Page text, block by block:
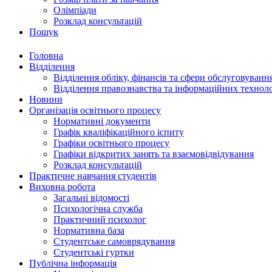
Олімпіади
Розклад консультацій
Пошук
Головна
Відділення
Відділення обліку, фінансів та сфери
Відділення правознавства та інформаційних
Новини
Організація освітнього процесу
Нормативні документи
Графік кваліфікаційного іспиту
Графіки освітнього процесу
Графіки відкритих занять та взаємовідвідування
Розклад консультацій
Практичне навчання студентів
Виховна робота
Загальні відомості
Психологічна служба
Практичний психолог
Нормативна база
Студентське самоврядування
Студентські гуртки
Публічна інформація